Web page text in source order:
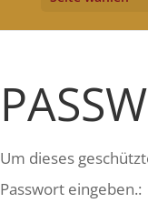
Um dieses
Passwort eingeben.: